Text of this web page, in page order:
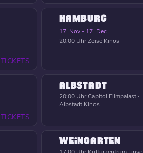
TICKETS
HAMBURG
17. Nov - 17. Dec
20:00 UhrZeise Kinos
TICKETS
ALBSTADT
20:00 UhrCapitol Filmpalast ·
Albstadt Kinos
WEINGARTEN